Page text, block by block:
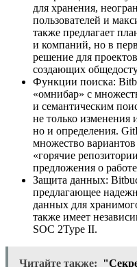
для хранения,
пользователей и
также предлагает
и компаний, но в
решение для
создающих
Функции поиска:
«омнибар» с
и семантическим
не только
но и определения.
множество
«горячие
предложения о
Защита данных:
предлагающее
данных для
также имеет
SOC 2Type II.
Читайте также: